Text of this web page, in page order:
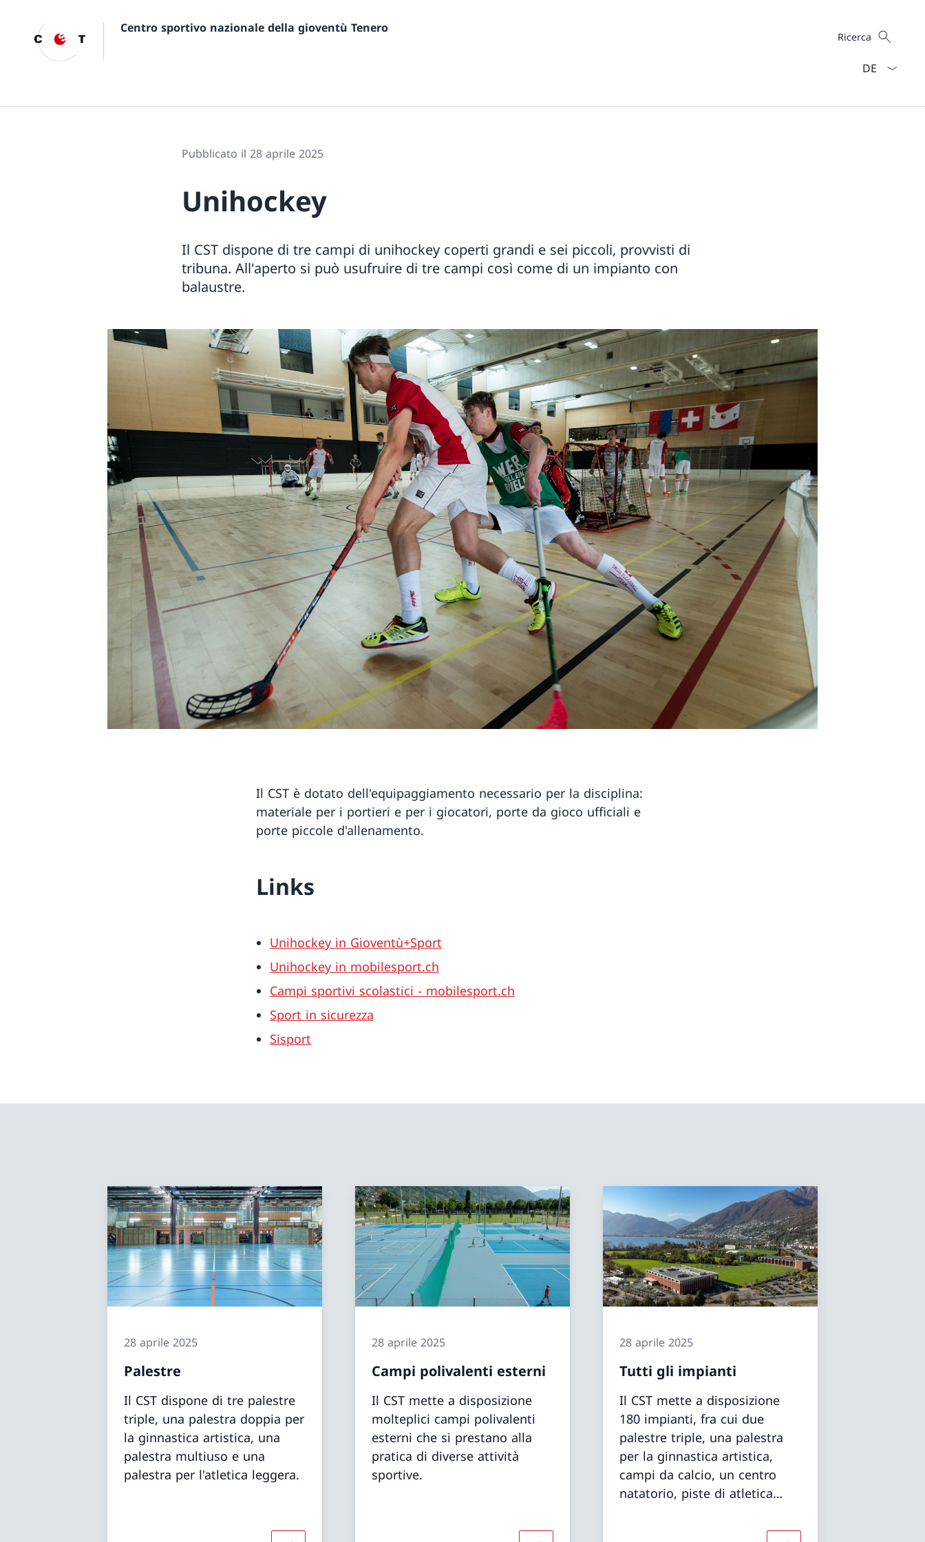
Centro sportivo nazionale della gioventù Tenero Cercare
Ricerca
Pubblicato il 28 aprile 2025
Unihockey
Il CST dispone di tre campi di unihockey coperti grandi e sei piccoli, provvisti di
tribuna. All'aperto si può usufruire di tre campi così come di un impianto con
balaustre.
Il CST è dotato dell'equipaggiamento necessario per la disciplina:
materiale per i portieri e per i giocatori, porte da gioco ufficiali e
porte piccole d'allenamento.
Links
Unihockey in Gioventù+Sport
Unihockey in mobilesport.ch
Campi sportivi scolastici - mobilesport.ch
Sport in sicurezza
Sisport
28 aprile 2025
Palestre
Il CST dispone di tre palestre
triple, una palestra doppia per
la ginnastica artistica, una
palestra multiuso e una
palestra per l'atletica leggera.
28 aprile 2025
Campi polivalenti esterni
Il CST mette a disposizione
molteplici campi polivalenti
esterni che si prestano alla
pratica di diverse attività
sportive.
28 aprile 2025
Tutti gli impianti
Il CST mette a disposizione
180 impianti, fra cui due
palestre triple, una palestra
per la ginnastica artistica,
campi da calcio, un centro
natatorio, piste di atletica
muscolazione e un centro